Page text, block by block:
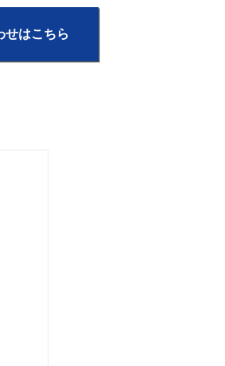
せはこちら